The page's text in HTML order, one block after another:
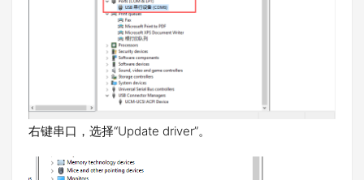
右键串口，选择“Update driver”。